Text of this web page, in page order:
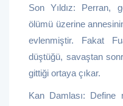
Son Yıldız: Perran,
ölümü üzerine
evlenmiştir. Fakat
düştüğü, savaştan
gittiği ortaya çıkar.
Kan Damlası: Define